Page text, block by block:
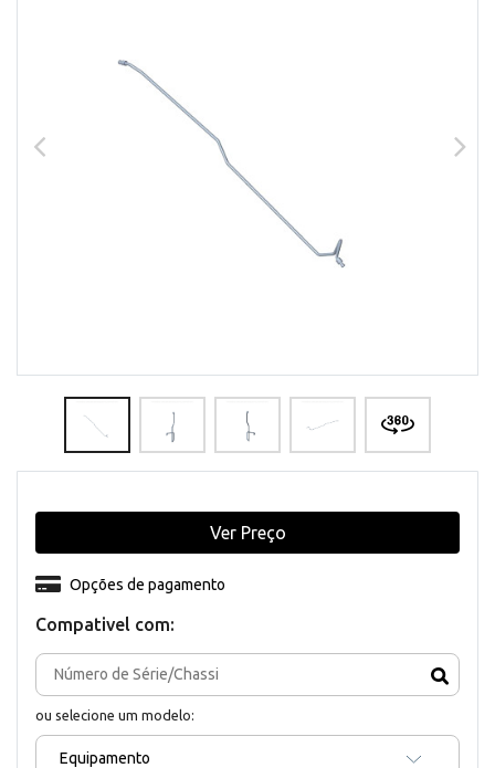
Compativel com:
ou selecione um modelo:
Equipamento
Opções de pagamento
Ver Preço